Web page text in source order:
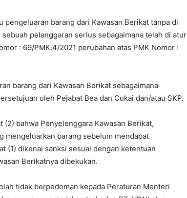
pengeluaran barang dari Kawasan Berikat tanpa di
pelanggaran serius sebagaimana telah di atur
: 69/PMK.4/2021 perubahan atas PMK Nomor :
barang dari Kawasan Berikat sebagaimana
oleh Pejabat Bea dan Cukai dan/atau SKP.
bahwa Penyelenggara Kawasan Berikat,
mengeluarkan barang sebelum mendapat
(1) dikenai sanksi sesuai dengan ketentuan
Berikatnya dibekukan.
tidak berpedoman kepada Peraturan Menteri